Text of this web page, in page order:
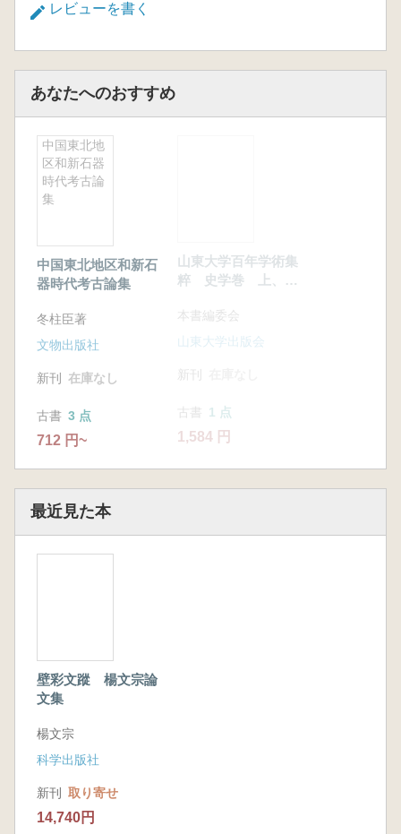
化財修復保護理念及び国際交流協力」の四つの
修復例、新しい方法の運用、修復技術の研究な
どの内容が説明されています。楊文宗の文化財
修復活動と学術研究成果が詳しく紹介されてい
ます。
本書では、特に陝西地区の文化財修復、特に
壁画修復において重要な資料を提供しており、
長年文化財保護分野に携わってきた文化財修復
関係者が、歴史に対する畏敬の念と文化を大切
レビューを書く
あなたへのおすすめ
中国東北地
区和新石器
時代考古論
集
中国東北地区和新石
器時代考古論集
冬柱臣著
文物出版社
新刊 在庫なし
古書 3 点
712 円~
山東大学百年学術集
粹 史学巻 上、
本書編委会
山東大学出版会
新刊
古書 1 点
1,584 円
最近見た本
壁彩文蹤 楊文宗論
文集
楊文宗
科学出版社
新刊 取り寄せ
14,740円